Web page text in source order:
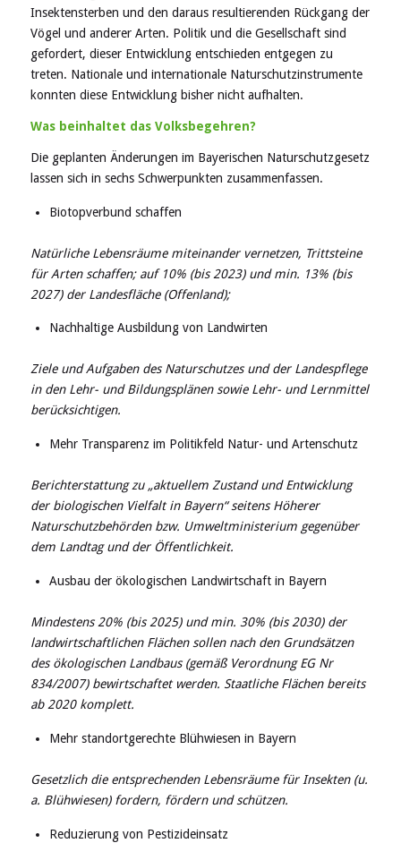
Insektensterben und den daraus resultierenden Rückgang der
Vögel und anderer Arten. Politik und die Gesellschaft sind
gefordert, dieser Entwicklung entschieden entgegen zu
treten. Nationale und internationale Naturschutzinstrumente
konnten diese Entwicklung bisher nicht aufhalten.
Was beinhaltet das Volksbegehren?
Die geplanten Änderungen im Bayerischen Naturschutzgesetz
lassen sich in sechs Schwerpunkten zusammenfassen.
Biotopverbund schaffen
Natürliche Lebensräume miteinander vernetzen, Trittsteine
für Arten schaffen; auf 10% (bis 2023) und min. 13% (bis
2027) der Landesfläche (Offenland);
Nachhaltige Ausbildung von Landwirten
Ziele und Aufgaben des Naturschutzes und der Landespflege
in den Lehr- und Bildungsplänen sowie Lehr- und Lernmittel
berücksichtigen.
Mehr Transparenz im Politikfeld Natur- und Artenschutz
Berichterstattung zu „aktuellem Zustand und Entwicklung
der biologischen Vielfalt in Bayern“ seitens Höherer
Naturschutzbehörden bzw. Umweltministerium gegenüber
dem Landtag und der Öffentlichkeit.
Ausbau der ökologischen Landwirtschaft in Bayern
Mindestens 20% (bis 2025) und min. 30% (bis 2030) der
landwirtschaftlichen Flächen sollen nach den Grundsätzen
des ökologischen Landbaus (gemäß Verordnung EG Nr
834/2007) bewirtschaftet werden. Staatliche Flächen bereits
ab 2020 komplett.
Mehr standortgerechte Blühwiesen in Bayern
Gesetzlich die entsprechenden Lebensräume für Insekten (u.
a. Blühwiesen) fordern, fördern und schützen.
Reduzierung von Pestizideinsatz